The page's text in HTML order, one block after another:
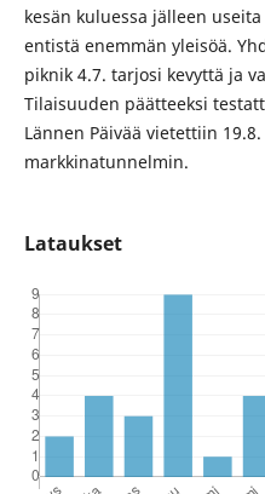
kesän kuluessa jälleen
entistä enemmän yleisöä.
piknik 4.7. tarjosi kevyttä ja
Tilaisuuden päätteeksi
Lännen Päivää vietettiin
markkinatunnelmin.
Lataukset